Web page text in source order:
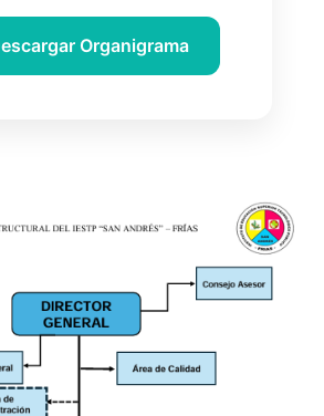
Organigrama